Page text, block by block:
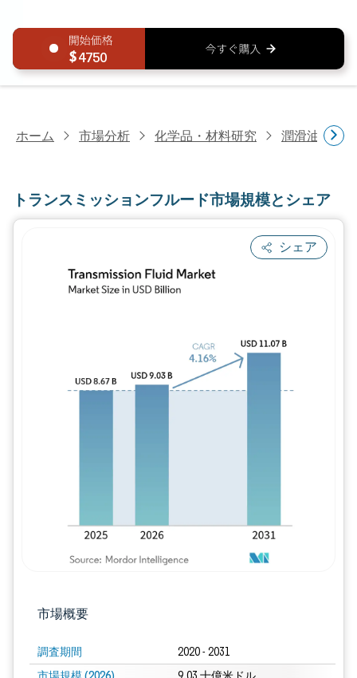
4750
ホーム 市場分析 化学品・材料研究 潤滑油・燃
トランスミッションフルード市場規模とシェア
シェア
市場概要
調査期間 2020 - 2031